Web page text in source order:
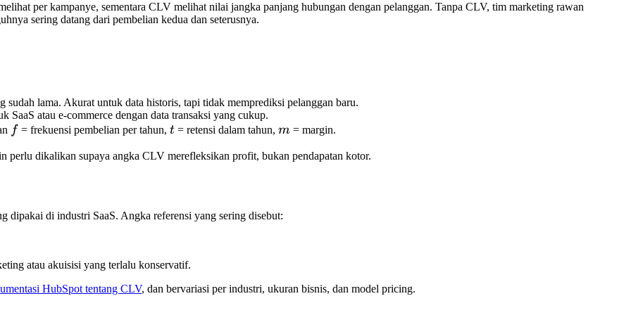
per kampanye, sementara CLV melihat nilai jangka panjang hubungan dengan pelanggan. Tanpa CLV, tim marketing rawan
sering datang dari pembelian kedua dan seterusnya.
lama. Akurat untuk data historis, tapi tidak memprediksi pelanggan baru.
atau e-commerce dengan data transaksi yang cukup.
ff= frekuensi pembelian per tahun, t
t= retensi dalam tahun, m
m= margin.
perlu dikalikan supaya angka CLV merefleksikan profit, bukan pendapatan kotor.
dipakai di industri SaaS. Angka referensi yang sering disebut:
atau akuisisi yang terlalu konservatif.
HubSpot tentang CLV, dan bervariasi per industri, ukuran bisnis, dan model pricing.